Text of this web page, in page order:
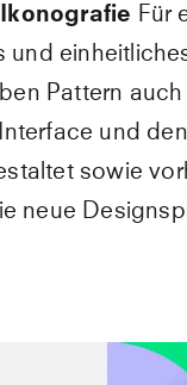
Für
und
Pattern
und
sowie
neue